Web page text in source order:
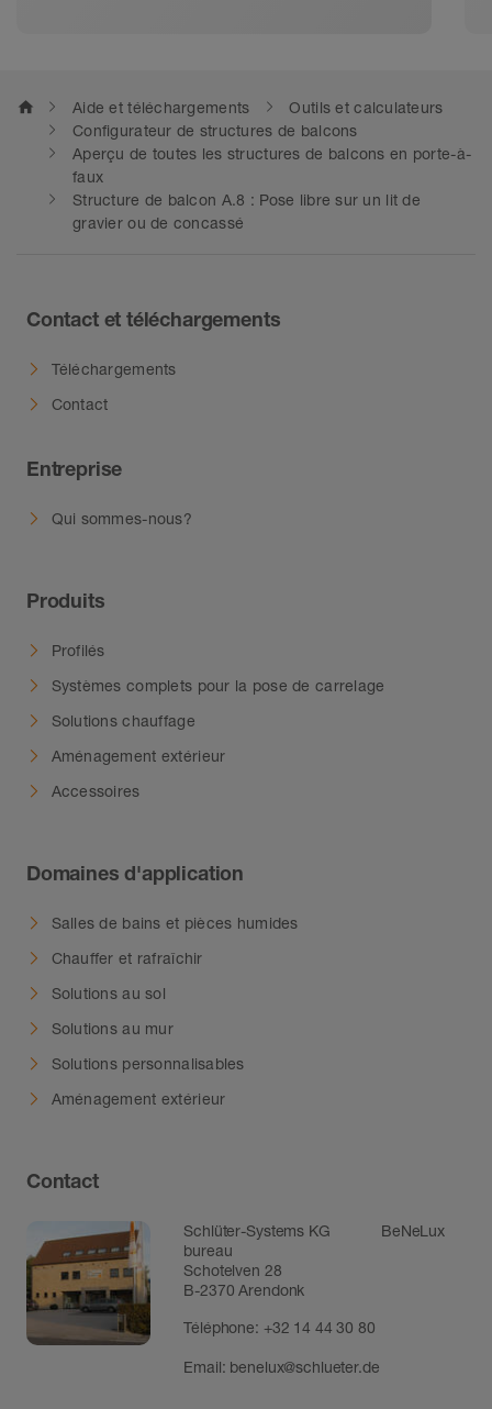
systèmes d'évacuation en passant
par les profilés de rive : Schlüter-
Systems vous propose des
solutions pour les balcons et
terrasses. Pour les bâtiments neufs
et la rénovation.
home Aide et téléchargements
Outils et calculateurs
Configurateur de structures de balcons
Aperçu de toutes les structures de balcons en porte-à-
faux
Structure de balcon A.8 : Pose libre sur un lit de
gravier ou de concassé
Contact et téléchargements
Téléchargements
Contact
Entreprise
Qui sommes-nous?
Produits
Profilés
Systèmes complets pour la pose de carrelage
Solutions chauffage
Aménagement extérieur
Accessoires
Domaines d'application
Salles de bains et pièces humides
Chauffer et rafraîchir
Solutions au sol
Solutions au mur
Solutions personnalisables
Aménagement extérieur
Contact
Schlüter-Systems KG BeNeLux
bureau
Schotelven 28
B-2370 Arendonk
Téléphone: +32 14 44 30 80
Email: benelux@schlueter.de